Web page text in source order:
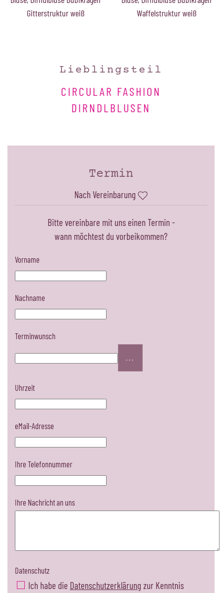
Gitterstruktur weiß
Waffelstruktur weiß
Lieblingsteil
CIRCULAR FASHION
DIRNDLBLUSEN
Termin
Nach Vereinbarung
Bitte vereinbare mit uns einen Termin -
wann möchtest du vorbeikommen?
Vorname
Nachname
Terminwunsch
...
Uhrzeit
eMail-Adresse
Ihre Telefonnummer
Ihre Nachricht an uns
Datenschutz
Ich habe die Datenschutzerklärung zur Kenntnis